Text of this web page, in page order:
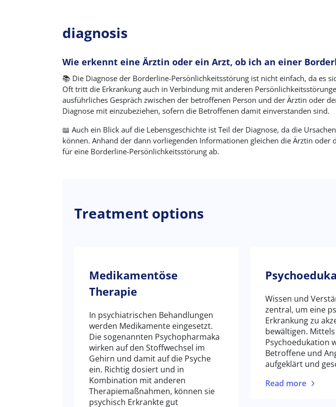
diagnosis
Wie erkennt eine Ärztin oder ein Arzt, ob ich an einer
📚 Die Diagnose der Borderline-Persönlichkeitsstörung ist nicht einfach, da es
Oft tritt die Erkrankung auch in Verbindung mit anderen
ausführliches Gespräch zwischen der betroffenen Person und der Ärztin oder
Diagnose mit einzubeziehen, sofern die Betroffenen damit einverstanden sind.
📖 Auch ein Blick auf die Lebensgeschichte ist Teil der Diagnose, da die
können. Anhand der dann vorliegenden Informationen gleichen die Ärztin
für eine Borderline-Persönlichkeitsstörung ab.
Treatment options
Medikamentöse
Therapie
In psychiatrischen Behandlungen
werden Medikamente eingesetzt.
Die sogenannten Psychopharmaka
wirken auf den Stoffwechsel im
Gehirn und damit auf die Psyche
ein. Richtig dosiert und in
Kombination mit anderen
Therapiemaßnahmen, können sie
psychisch Erkrankte gut
Wissen und
zentral, um eine
Erkrankung zu
bewältigen. Mittels
Psychoedukation
Betroffene und
aufgeklärt und
Read more